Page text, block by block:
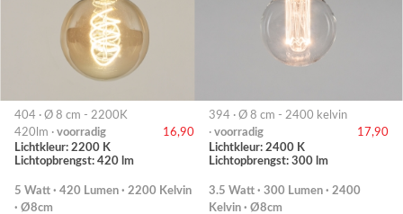
404 · Ø 8 cm - 2200K
420lm · voorradig
16,90
Lichtkleur: 2200 K
Lichtopbrengst: 420 lm
5 Watt · 420 Lumen · 2200 Kelvin
· Ø8cm
394 · Ø 8 cm - 2400 kelvin
· voorradig
17,90
Lichtkleur: 2400 K
Lichtopbrengst: 300 lm
3.5 Watt · 300 Lumen · 2400
Kelvin · Ø8cm